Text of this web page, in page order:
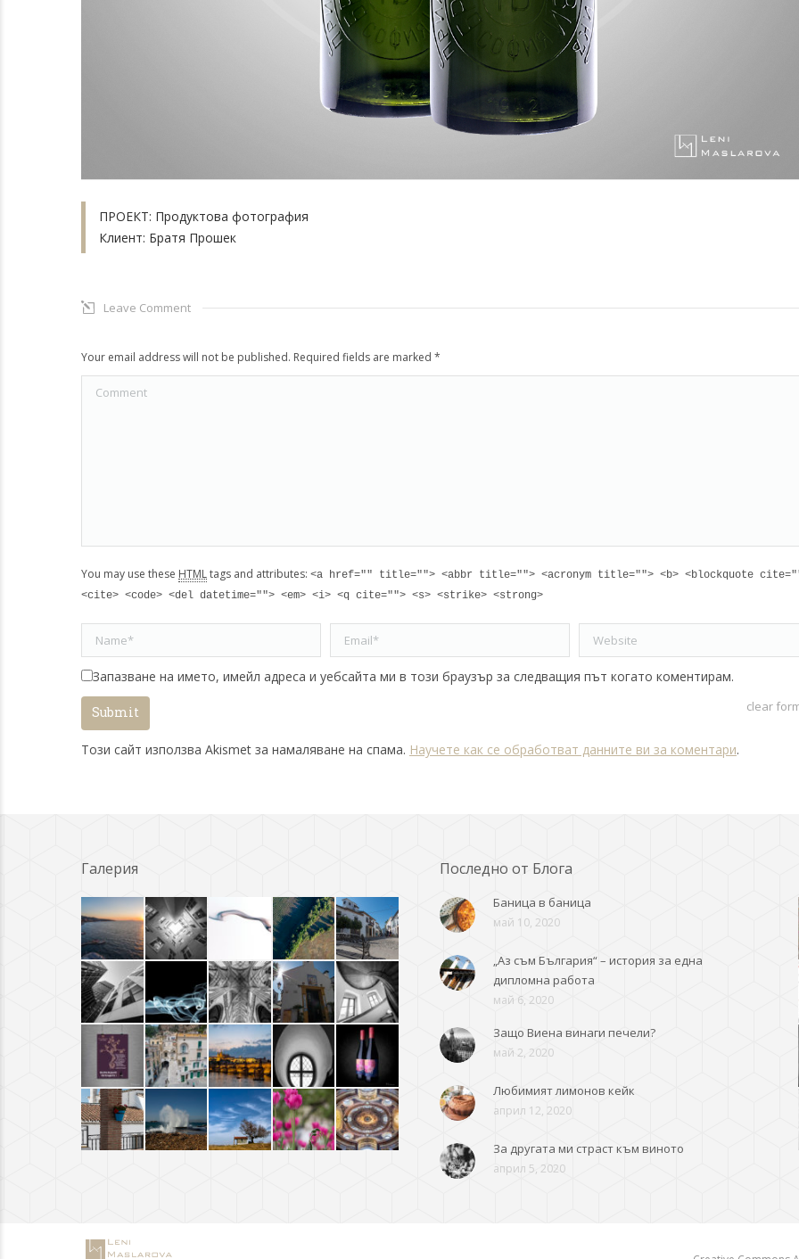
ПРОЕКТ: Продуктова фотография
Клиент: Братя Прошек
Leave Comment
Your email address will not be published. Required fields are marked *
Comment
You may use these HTMLtags and attributes: <a href="" title=""> <abbr title=""> <acronym title=""> <b> <blockquote
<cite> <code> <del datetime=""> <em> <i> <q cite=""> <s> <strike> <strong>
Name * Email * Website
Запазване на името, имейл адреса и уебсайта ми в този браузър за следващия път когато коментирам.
clear
Submit
Този сайт използва Akismet за намаляване на спама. Научете как се обработват данните ви за коментари.
Галерия Последно от Блога
Баница в баница
май 10, 2020
„Аз съм България“ – история за една
дипломна работа
май 6, 2020
Защо Виена винаги печели?
май 2, 2020
Любимият лимонов кейк
април 12, 2020
За другата ми страст към виното
април 5, 2020